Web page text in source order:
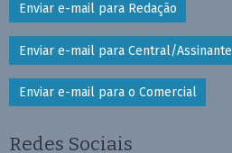
Enviar e-mail para Redação
Enviar e-mail para Central/Assinante
Enviar e-mail para o Comercial
Redes Sociais